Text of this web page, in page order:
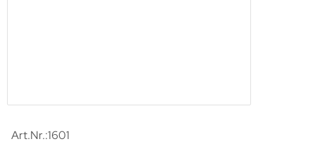
Art.Nr.:1601